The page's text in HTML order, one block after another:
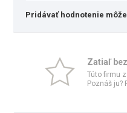
Pridávať hodnotenie
Zatiaľ
Túto firmu
Poznáš ju?